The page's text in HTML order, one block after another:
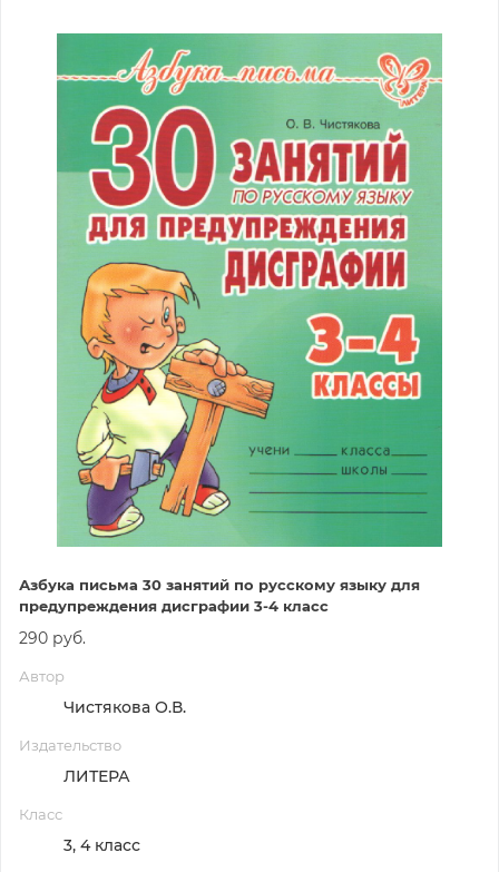
Азбука письма 30 занятий по русскому языку для
предупреждения дисграфии 3-4 класс
290 руб.
Автор
Чистякова О.В.
Издательство
ЛИТЕРА
Класс
3, 4 класс